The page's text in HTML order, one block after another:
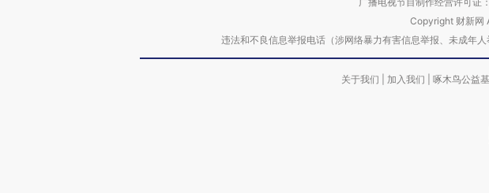
Copyright 财新网
违法和不良信息举报电话（涉网络暴力有害信息举报、未成
关于我们 加入我们 啄木鸟公益